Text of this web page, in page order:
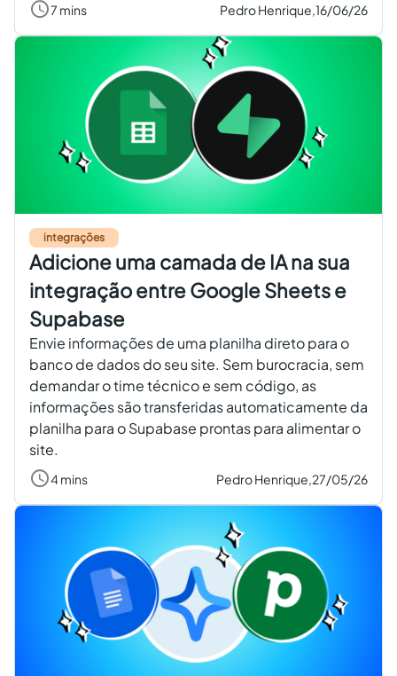
7 mins Pedro Henrique,16/06/26
integrações
Adicione uma camada de IA na sua
integração entre Google Sheets e
Supabase
Envie informações de uma planilha direto para o
banco de dados do seu site. Sem burocracia, sem
demandar o time técnico e sem código, as
informações são transferidas automaticamente da
planilha para o Supabase prontas para alimentar o
site.
4 mins Pedro Henrique,27/05/26